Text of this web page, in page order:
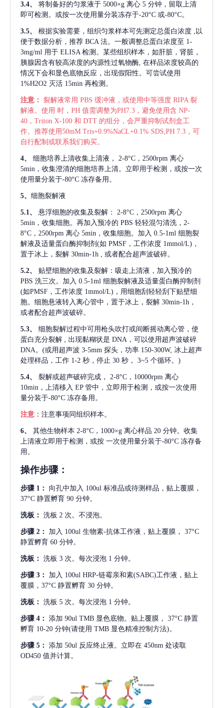
3.4、 将制备好的匀浆液于 5000×g 离心 5 分钟，留取上清
即可检测。或按一次使用量分装冻存于-20°C 或-80°C。
3.5、 根据实验需要，组织匀浆样本可先测定总蛋白浓度 ,以
便于数据分析，推荐 BCA 法。一般调整总蛋白浓度至 1-
3mg/ml 用于 ELISA 检测。某些组织样本，如肝脏，肾脏，
胰腺因含有较高浓度的内源性过氧物酶, 在样品浓度较高的
情况下会和显色底物反应，出现假阳性。可尝试使用
1%H2O2 灭活 15min 再检测。
注意： 裂解液常用 PBS 缓冲液，或使用中等强度 RIPA 裂
解液。使用 时，PH 值需调整为PH7.3，避免使用含 NP-
40，Triton X-100 和 DTT 的组分，会严重抑制试剂盒工
作。推荐使用50mM Tris+0.9%NaCL+0.1% SDS,PH 7.3，可
自行配制或联系我们购买。
4、 细胞培养上清收集上清液，
2-8°C，2500rpm 离心
5min，收集澄清的细胞培养上清。立即用于检测，或按一次
使用量分装于-80°C 冻存备用。
5、 细胞裂解液
5.1、 悬浮细胞的收集及裂解：
2-8°C，2500rpm 离心
5min，收集细胞。再加入预冷的 PBS 轻轻混匀清洗，2-
8°C，2500rpm 离心 5min，收集细胞。加入 0.5-1ml 细胞裂
解液及适量蛋白酶抑制剂(如 PMSF，工作浓度 1mmol/L)，
置于冰上，裂解 30min-1h , 或者配合超声波破碎。
5.2、
贴壁细胞的收集及裂解：吸走上清液，加入预冷的
PBS 洗三次。加入 0.5-1ml 细胞裂解液及适量蛋白酶抑制剂
(如PMSF，工作浓度 1mmol/L)，用细胞刮轻轻刮下贴壁细
胞。细胞悬液转入离心管中，置于冰上，裂解 30min-1h，
或者配合超声波破碎。
5.3、
细胞裂解过程中可用枪头吹打或间断摇动离心管，使
蛋白充分裂解 , 出现黏糊状是 DNA，可以使用超声波破碎
DNA。(或用超声波 3-5mm 探头，功率 150-300W, 冰上超声
处理样品，工作 1-2 秒，停止 30 秒， 3~5 个循环。)
5.4、 裂解或超声破碎完成，
2-8°C，10000rpm 离心
10min，上清移入 EP 管中，立即用于检测，或按一次使用
量分装于-80°C 冻存备用。
注意： 注意事项同组织样本。
6、 其他生物样本 2-8°C，1000×g 离心样品 20 分钟。收集
上清液立即用于检测，或按 一次使用量分装于-80°C 冻存备
用。
操作步骤：
步骤 1： 向孔中加入 100ul 标准品或待测样品，贴上覆膜，
37°C 静置孵育 90 分钟。
洗板： 洗板 2 次。不浸泡。
步骤 2： 加入 100ul 生物素-抗体工作液，贴上覆膜， 37°C
静置孵育 60 分钟。
洗板： 洗板 3 次。每次浸泡 1 分钟。
步骤 3： 加入 100ul HRP-链霉亲和素(SABC)工作液，贴上
覆膜，37°C 静置孵育 30 分钟。
洗板： 洗板 5 次。每次浸泡 1 分钟。
步骤 4： 添加 90ul TMB 显色底物。贴上覆膜， 37°C 静置
孵育 10-20 分钟(请使用 TMB 显色精准控制方法)。
步骤 5： 添加 50ul 反应终止液。立即在 450nm 处读取
OD450 值并计算。